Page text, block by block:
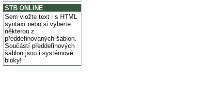
STB ONLINE
Sem vložte text i s HTML
syntaxí nebo si vyberte
některou z
předdefinovaných šablon.
Součástí předdefinových
šablon jsou i systémové
bloky!